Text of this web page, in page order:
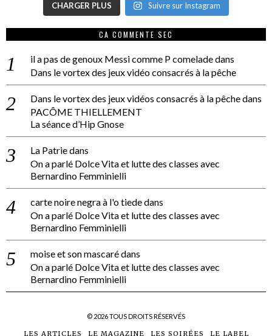
CHARGER PLUS Suivre sur Instagram
CA COMMENTE SEC
il a pas de genoux Messi comme P comeladedans
Dans le vortex des jeux vidéo consacrés à la pêche
Dans le vortex des jeux vidéos consacrés à la pêchedans
PACÔME THIELLEMENT
La séance d’Hip Gnose
La Patriedans
On a parlé Dolce Vita et lutte des classes avec
Bernardino Femminielli
carte noire negra à l'o tiededans
On a parlé Dolce Vita et lutte des classes avec
Bernardino Femminielli
moise et son mascarédans
On a parlé Dolce Vita et lutte des classes avec
Bernardino Femminielli
© 2026TOUS DROITS RÉSERVÉS
LES ARTICLES LE MAGAZINE LES SOIRÉES LE LABEL